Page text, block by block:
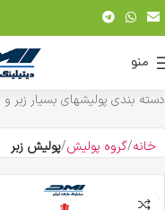
منو
دسته بندی پولیشهای بسیار زبر و
خانه گروه پولیش پولیش زبر